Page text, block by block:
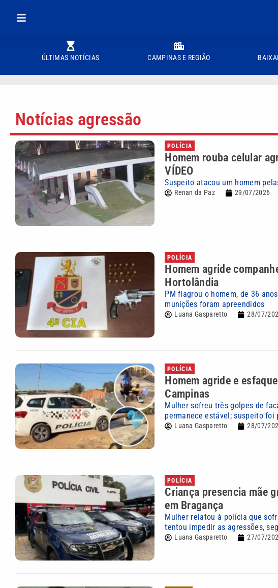
ÚLTIMAS NOTÍCIAS CAMPINAS E REGIÃO
Notícias agressão
POLÍCIA
Homem rouba celular
VÍDEO
Suspeito atacou um homem
Renan da Paz 29/07/2026
POLÍCIA
Homem agride
Hortolândia
PM flagrou o homem, de 36
munições foram apreendidos
Luana Gasparetto 28/07/
POLÍCIA
Homem agride e
Campinas
Mulher sofreu três golpes de
permanece estável; suspeito foi
Luana Gasparetto 28/07/
POLÍCIA
Criança presencia mãe
em Bragança
Mulher relatou à polícia que
tentou impedir as agressões,
Luana Gasparetto 27/07/